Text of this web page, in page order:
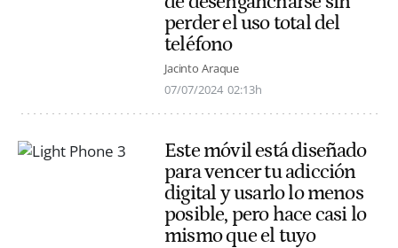
perder el uso total del
teléfono
Jacinto Araque
07/07/2024 02:13h
Este móvil está diseñado
para vencer tu adicción
digital y usarlo lo menos
posible, pero hace casi lo
mismo que el tuyo